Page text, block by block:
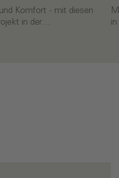
Komfort - mit diesen
in der…